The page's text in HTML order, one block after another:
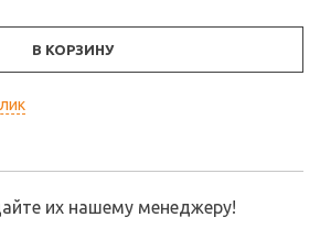
В КОРЗИНУ
их нашему менеджеру!